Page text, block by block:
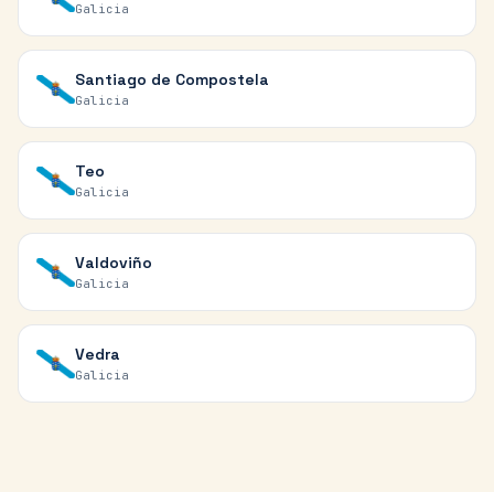
Galicia
Santiago de Compostela
Galicia
Teo
Galicia
Valdoviño
Galicia
Vedra
Galicia